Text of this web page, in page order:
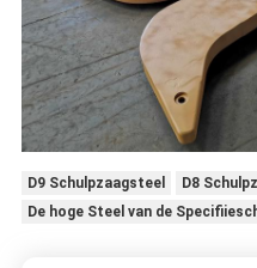
D9 Schulpzaagsteel
D8
De hoge Steel van de